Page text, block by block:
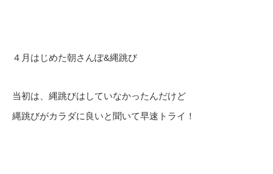
４月はじめた朝さんぽ&縄跳び
当初は、縄跳びはしていなかったんだけど
縄跳びがカラダに良いと聞いて早速トライ！